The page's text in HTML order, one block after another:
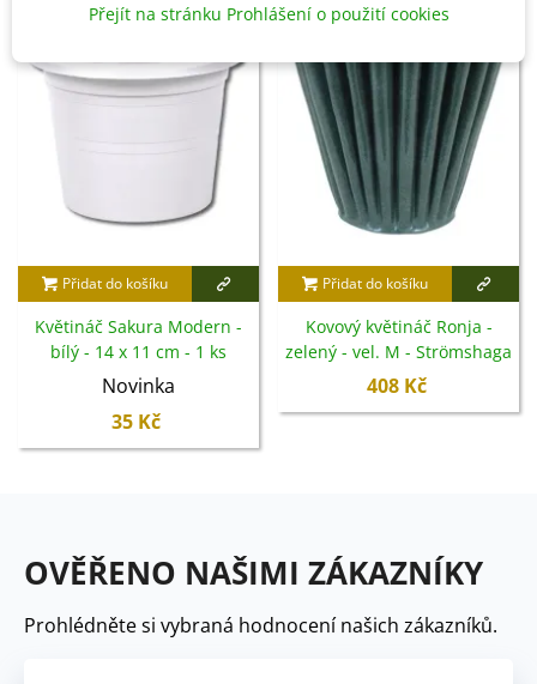
Přidat do košíku
Květináč Sakura Modern -
bílý - 14 x 11 cm - 1 ks
Novinka
35 Kč
Přidat do košíku
Kovový květináč Ronja -
zelený - vel. M - Strömshaga
AB - 1 ks
408 Kč
OVĚŘENO NAŠIMI ZÁKAZNÍKY
Prohlédněte si vybraná hodnocení našich zákazníků.
Přejít na stránku Prohlášení o použití cookies